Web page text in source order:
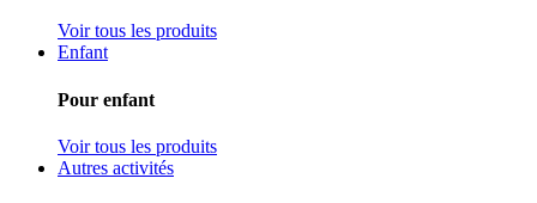
Voir tous les produits
Enfant
Pour enfant
Voir tous les produits
Autres activités